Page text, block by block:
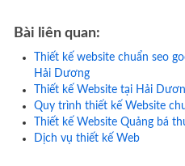
Bài liên quan:
Thiết kế website chuẩn seo
Hải Dương
Thiết kế Website tại Hải
Quy trình thiết kế Website
Thiết kế Website Quảng bá
Dịch vụ thiết kế Web